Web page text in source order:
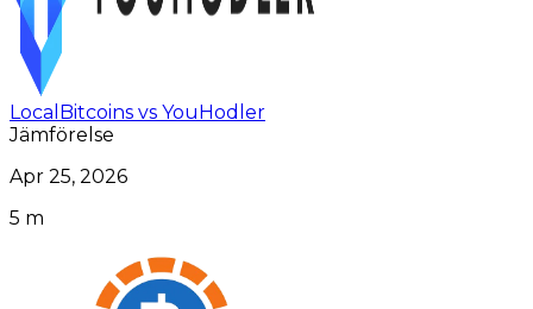
LocalBitcoins vs YouHodler
Jämförelse
Apr 25, 2026
5 m